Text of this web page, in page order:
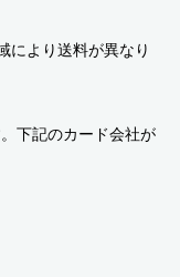
により送料が異なり
下記のカード会社が